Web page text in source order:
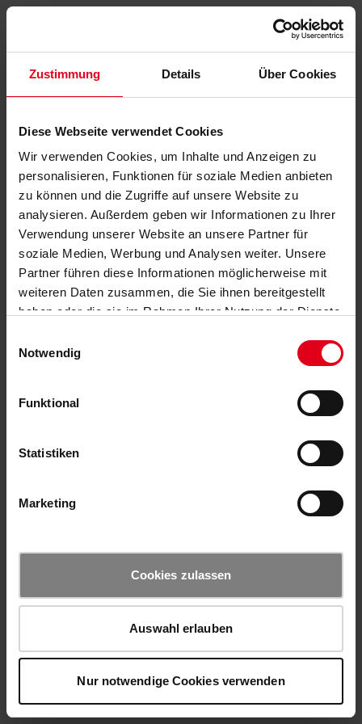
Zustimmung Details Über Cookies
Diese Webseite verwendet Cookies
Wir verwenden Cookies, um Inhalte und Anzeigen zu
personalisieren, Funktionen für soziale Medien anbieten
zu können und die Zugriffe auf unsere Website zu
analysieren. Außerdem geben wir Informationen zu Ihrer
Verwendung unserer Website an unsere Partner für
soziale Medien, Werbung und Analysen weiter. Unsere
Partner führen diese Informationen möglicherweise mit
weiteren Daten zusammen, die Sie ihnen bereitgestellt
haben oder die sie im Rahmen Ihrer Nutzung der Dienste
Notwendig
Funktional
Statistiken
Marketing
Cookies zulassen
Auswahl erlauben
Nur notwendige Cookies verwenden